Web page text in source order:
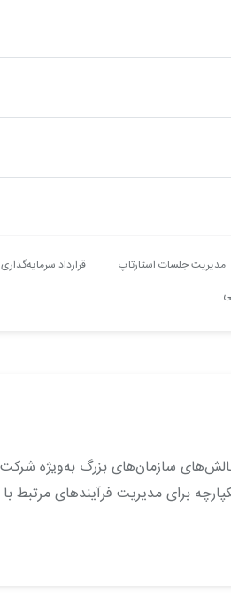
مدیریت جلسات استارتاپ قرارداد سرمایه‌گذاری
سازمان‌های بزرگ به‌ویژه
برای مدیریت فرآیندهای مرتبط